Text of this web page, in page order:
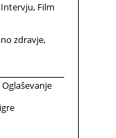
Intervju Film
zdravje
Oglaševanje